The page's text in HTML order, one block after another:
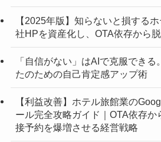
【2025年版】知らないと損する
社HPを資産化し、OTA依存から
「自信がない」はAIで克服でき
たのための自己肯定感アップ術
【利益改善】ホテル旅館業の
ール完全攻略ガイド｜OTA依存か
接予約を爆増させる経営戦略